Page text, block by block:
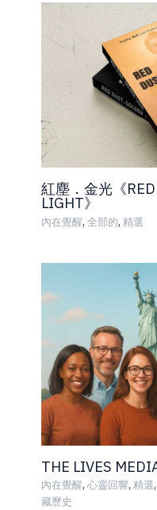
紅塵．金光《
LIGHT》
內在覺醒, 全部的, 精選
THE LIVES
內在覺醒, 心靈回響, 精選,
藏歷史